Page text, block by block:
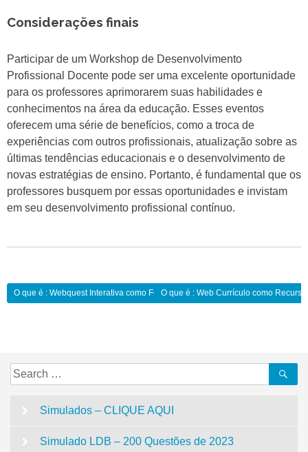
Considerações finais
Participar de um Workshop de Desenvolvimento
Profissional Docente pode ser uma excelente oportunidade
para os professores aprimorarem suas habilidades e
conhecimentos na área da educação. Esses eventos
oferecem uma série de benefícios, como a troca de
experiências com outros profissionais, atualização sobre as
últimas tendências educacionais e o desenvolvimento de
novas estratégias de ensino. Portanto, é fundamental que os
professores busquem por essas oportunidades e invistam
em seu desenvolvimento profissional contínuo.
Navegação
O que é : Webquest Interativa como Ferramenta de Pesquisa:
O que é : Web Currículo como
Search
for:
Simulados – CLIQUE AQUI
Simulado LDB – 200 Questões de 2023